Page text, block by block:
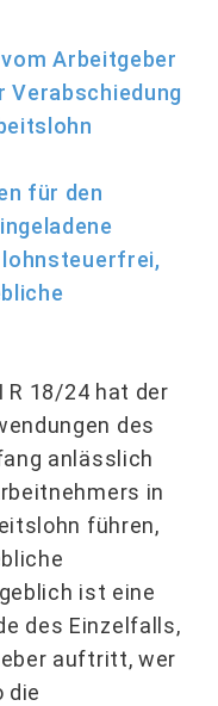
Arbeitgeber
Verabschiedung
für den
lohnsteuerfrei,
R 18/24 hat der
des
anlässlich
in
führen,
ist eine
des Einzelfalls,
auftritt, wer
die